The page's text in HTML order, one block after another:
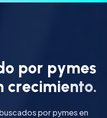
o por pymes
crecimiento.
por pymes en